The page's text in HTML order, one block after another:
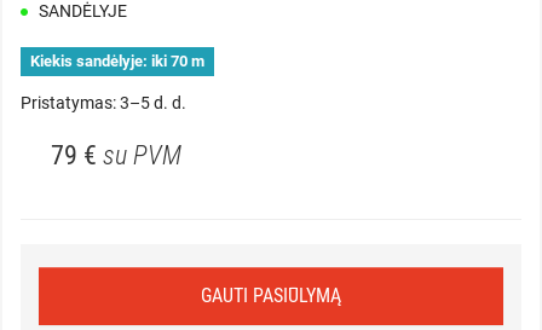
SANDĖLYJE
Kiekis sandėlyje: iki 70 m
Pristatymas: 3–5 d. d.
79 € su PVM
GAUTI PASIŪLYMĄ